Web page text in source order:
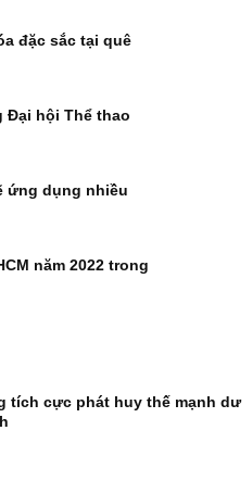
đặc sắc tại quê
Đại hội Thể thao
ứng dụng nhiều
năm 2022 trong
tích cực phát huy thế mạnh dư